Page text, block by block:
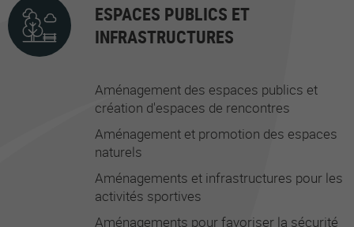
ESPACES PUBLICS ET
INFRASTRUCTURES
Aménagement des espaces publics et
création d'espaces de rencontres
Aménagement et promotion des espaces
naturels
Aménagements et infrastructures pour les
activités sportives
Aménagements pour favoriser la sécurité